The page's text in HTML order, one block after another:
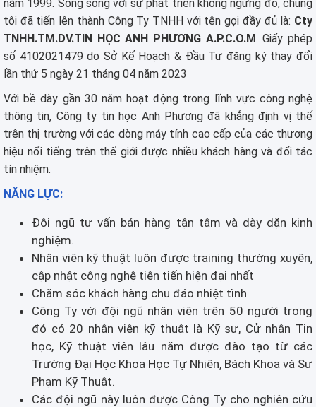
năm 1999. Song song với sự phát triển không ngừng đó, chúng
tôi đã tiến lên thành Công Ty TNHH với tên gọi đầy đủ là: Cty
TNHH.TM.DV.TIN HỌC ANH PHƯƠNG A.P.C.O.M. Giấy phép
số 4102021479 do Sở Kế Hoạch & Đầu Tư đăng ký thay đổi
lần thứ 5 ngày 21 tháng 04 năm 2023
Với bề dày gần 30 năm hoạt động trong lĩnh vực công nghệ
thông tin, Công ty tin học Anh Phương đã khẳng định vị thế
trên thị trường với các dòng máy tính cao cấp của các thương
hiệu nổi tiếng trên thế giới được nhiều khách hàng và đối tác
tín nhiệm.
NĂNG LỰC:
Đội ngũ tư vấn bán hàng tận tâm và dày dặn kinh
nghiệm.
Nhân viên kỹ thuật luôn được training thường xuyên,
cập nhật công nghệ tiên tiến hiện đại nhất
Chăm sóc khách hàng chu đáo nhiệt tình
Công Ty với đội ngũ nhân viên trên 50 người trong
đó có 20 nhân viên kỹ thuật là Kỹ sư, Cử nhân Tin
học, Kỹ thuật viên lâu năm được đào tạo từ các
Trường Đại Học Khoa Học Tự Nhiên, Bách Khoa và Sư
Phạm Kỹ Thuật.
Các đội ngũ này luôn được Công Ty cho nghiên cứu